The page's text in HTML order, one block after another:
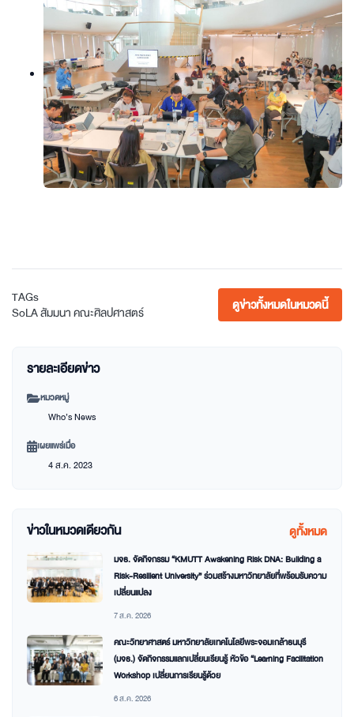
TAGs
SoLAสัมมนาคณะศิลปศาสตร์ ดูข่าวทั้งหมดในหมวดนี้
รายละเอียดข่าว
หมวดหมู่
Who’s News
เผยแพร่เมื่อ
4 ส.ค. 2023
ข่าวในหมวดเดียวกัน ดูทั้งหมด
มจธ. จัดกิจกรรม “KMUTT Awakening Risk DNA: Building a
Risk-Resilient University” ร่วมสร้างมหาวิทยาลัยที่พร้อมรับความ
เปลี่ยนแปลง
7 ส.ค. 2026
คณะวิทยาศาสตร์ มหาวิทยาลัยเทคโนโลยีพระจอมเกล้าธนบุรี
(มจธ.) จัดกิจกรรมแลกเปลี่ยนเรียนรู้ หัวข้อ “Learning Facilitation
Workshop เปลี่ยนการเรียนรู้ด้วย
6 ส.ค. 2026